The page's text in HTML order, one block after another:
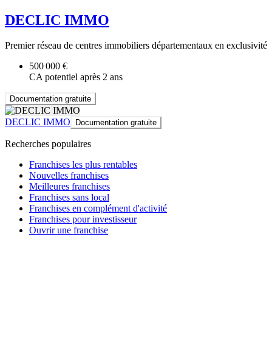
DECLIC IMMO
Premier réseau de centres immobiliers départementaux en exclusivité
500 000 €
CA potentiel après 2 ans
Documentation gratuite
DECLIC IMMO Documentation gratuite
Recherches populaires
Franchises les plus rentables
Nouvelles franchises
Meilleures franchises
Franchises sans local
Franchises en complément d'activité
Franchises pour investisseur
Ouvrir une franchise